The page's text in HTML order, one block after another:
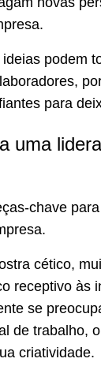
podem
para
uma
chave
cético,
receptivo às
se
de trabalho,
criatividade.